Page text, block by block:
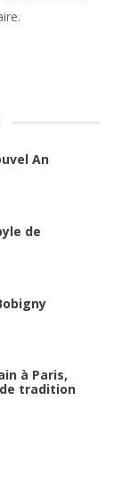
An
de
à Paris,
de tradition